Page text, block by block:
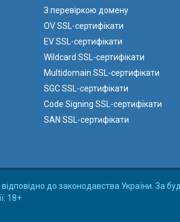
З перевіркою домену
OV SSL-сертифікати
EV SSL-сертифікати
Wildcard SSL-сертифікати
Multidomain SSL-сертифікати
SGC SSL-сертифікати
Code Signing SSL-сертифікати
SAN SSL-сертифікати
до законодавства України. За
18+